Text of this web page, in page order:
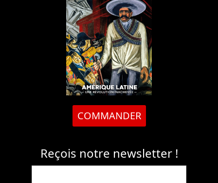
COMMANDER
Reçois notre newsletter !